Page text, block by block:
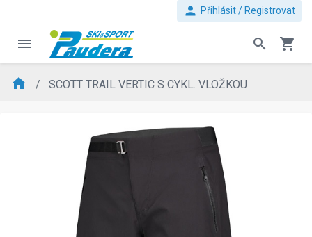
person Přihlásit / Registrovat
menu search shopping_cart
home SCOTT TRAIL VERTIC S CYKL. VLOŽKOU